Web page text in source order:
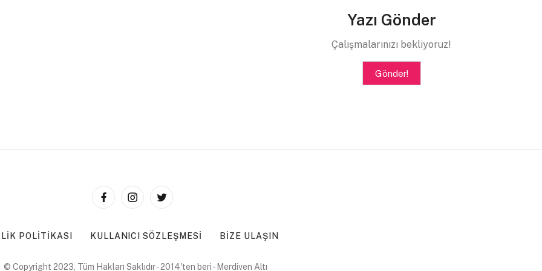
Yazı Gönder
Çalışmalarınızı bekliyoruz!
Gönder!
POLITIKASI KULLANICI SÖZLEŞMESI BIZE ULAŞIN
© Copyright 2023, Tüm Hakları Saklıdır - 2014'ten beri - Merdiven Altı